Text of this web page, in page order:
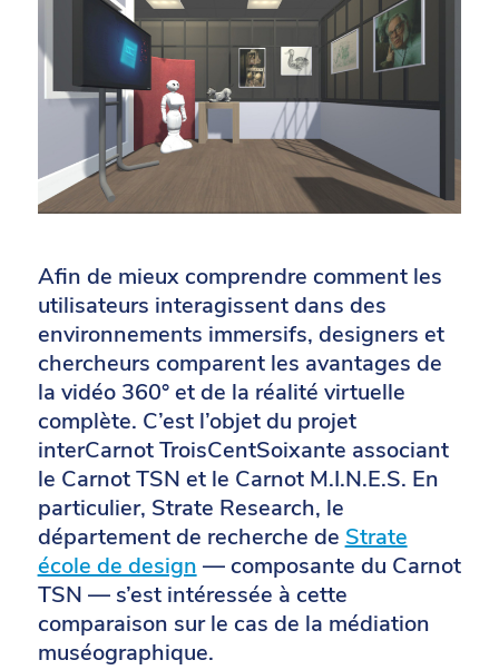
Afin de mieux comprendre comment les
utilisateurs interagissent dans des
environnements immersifs, designers et
chercheurs comparent les avantages de
la vidéo 360° et de la réalité virtuelle
complète. C’est l’objet du projet
interCarnot TroisCentSoixante associant
le Carnot TSN et le Carnot M.I.N.E.S. En
particulier, Strate Research, le
département de recherche de Strate
école de design — composante du Carnot
TSN — s’est intéressée à cette
comparaison sur le cas de la médiation
muséographique.